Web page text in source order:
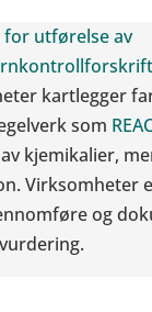
utførelse av
kartlegger
som
kjemikalier,
Virksomheter
og